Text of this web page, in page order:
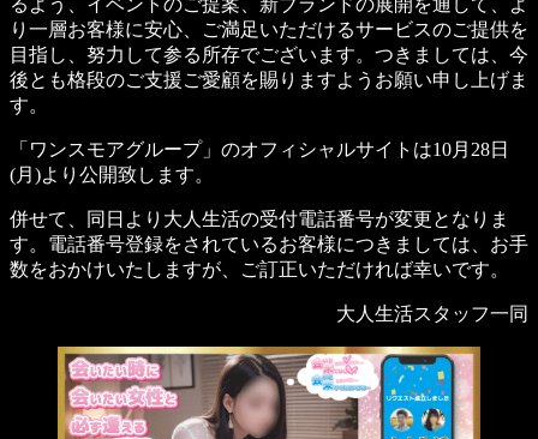
り一層お客様に安心、ご満足いただけるサービスのご提供を
目指し、努力して参る所存でございます。つきましては、今
後とも格段のご支援ご愛顧を賜りますようお願い申し上げま
す。
「ワンスモアグループ」のオフィシャルサイトは10月28日
(月)より公開致します。
併せて、同日より大人生活の受付電話番号が変更となりま
す。電話番号登録をされているお客様につきましては、お手
数をおかけいたしますが、ご訂正いただければ幸いです。
大人生活スタッフ一同